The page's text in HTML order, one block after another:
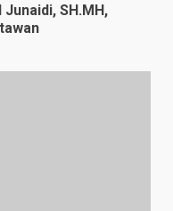
SH.MH,